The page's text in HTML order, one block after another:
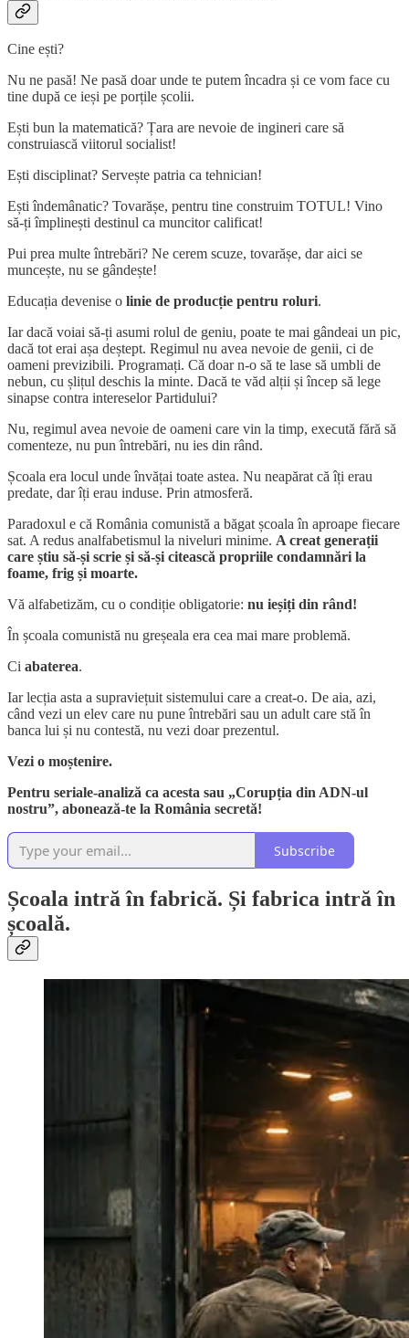
Cine ești?
Nu ne pasă! Ne pasă doar unde te putem încadra și ce vom face cu
tine după ce ieși pe porțile școlii.
Ești bun la matematică? Țara are nevoie de ingineri care să
construiască viitorul socialist!
Ești disciplinat? Servește patria ca tehnician!
Ești îndemânatic? Tovarășe, pentru tine construim TOTUL! Vino
să-ți împlinești destinul ca muncitor calificat!
Pui prea multe întrebări? Ne cerem scuze, tovarășe, dar aici se
muncește, nu se gândește!
Educația devenise o linie de producție pentru roluri.
Iar dacă voiai să-ți asumi rolul de geniu, poate te mai gândeai un pic,
dacă tot erai așa deștept. Regimul nu avea nevoie de genii, ci de
oameni previzibili. Programați. Că doar n-o să te lase să umbli de
nebun, cu șlițul deschis la minte. Dacă te văd alții și încep să lege
sinapse contra intereselor Partidului?
Nu, regimul avea nevoie de oameni care vin la timp, execută fără să
comenteze, nu pun întrebări, nu ies din rând.
Școala era locul unde învățai toate astea. Nu neapărat că îți erau
predate, dar îți erau induse. Prin atmosferă.
Paradoxul e că România comunistă a băgat școala în aproape fiecare
sat. A redus analfabetismul la niveluri minime. A creat generații
care știu să-și scrie și să-și citească propriile condamnări la
foame, frig și moarte.
Vă alfabetizăm, cu o condiție obligatorie: nu ieșiți din rând!
În școala comunistă nu greșeala era cea mai mare problemă.
Ci abaterea.
Iar lecția asta a supraviețuit sistemului care a creat-o. De aia, azi,
când vezi un elev care nu pune întrebări sau un adult care stă în
banca lui și nu contestă, nu vezi doar prezentul.
Vezi o moștenire.
Pentru seriale-analiză ca acesta sau „Corupția din ADN-ul
nostru”, abonează-te la România secretă!
Subscribe
Școala intră în fabrică. Și fabrica intră în
școală.